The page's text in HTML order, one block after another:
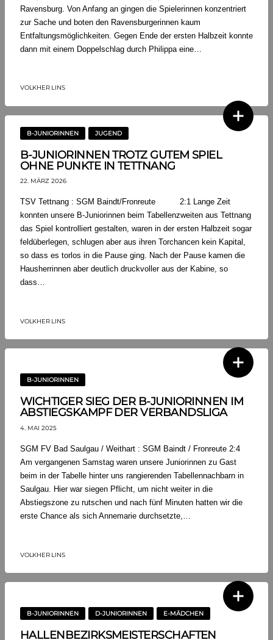
Ravensburg. Von Anfang an gingen die Spielerinnen konzentriert
zur Sache und boten den Ravensburgerinnen kaum
Entfaltungsmöglichkeiten. Gegen Ende der ersten Halbzeit konnte
dann mit einem Doppelschlag durch Philippa eine…
VOLKHER LINS
B-JUNIORINNEN JUGEND
B-JUNIORINNEN TROTZ GUTEM SPIEL
OHNE PUNKTE IN TETTNANG
22. MÄRZ 2026
TSV Tettnang : SGM Baindt/Fronreute 2:1 Lange Zeit
konnten unsere B-Juniorinnen beim Tabellenzweiten aus Tettnang
das Spiel kontrolliert gestalten, waren in der ersten Halbzeit sogar
feldüberlegen, schlugen aber aus ihren Torchancen kein Kapital,
so dass es torlos in die Pause ging. Nach der Pause kamen die
Hausherrinnen aber deutlich druckvoller aus der Kabine, so
dass…
VOLKHER LINS
B-JUNIORINNEN
WICHTIGER SIEG DER B-JUNIORINNEN IM
ABSTIEGSKAMPF DER VERBANDSLIGA
4. MAI 2025
SGM FV Bad Saulgau / Weithart : SGM Baindt / Fronreute 2:4
Am vergangenen Samstag waren unsere Juniorinnen zu Gast
beim in der Tabelle hinter uns rangierenden Tabellennachbarn in
Saulgau. Hier war siegen Pflicht, um nicht weiter in die
Abstiegszone zu rutschen und nach fünf Minuten hatten wir die
erste Chance als sich Annemarie durchsetzte,…
VOLKHER LINS
B-JUNIORINNEN D-JUNIORINNEN E-MÄDCHEN
HALLENBEZIRKSMEISTERSCHAFTEN